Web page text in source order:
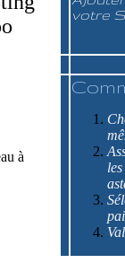
votre